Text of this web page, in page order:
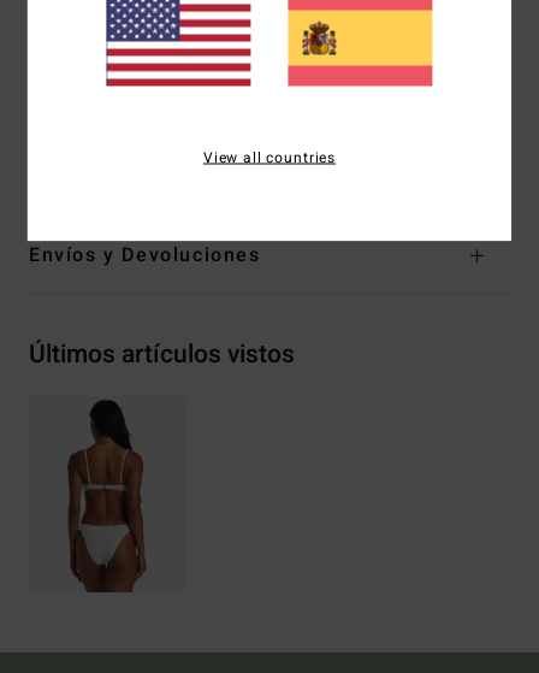
Talle medio
Pierna:corte de pierna súper alta
Marca:logo bordado
Envíos y Devoluciones
Últimos artículos vistos
View all countries